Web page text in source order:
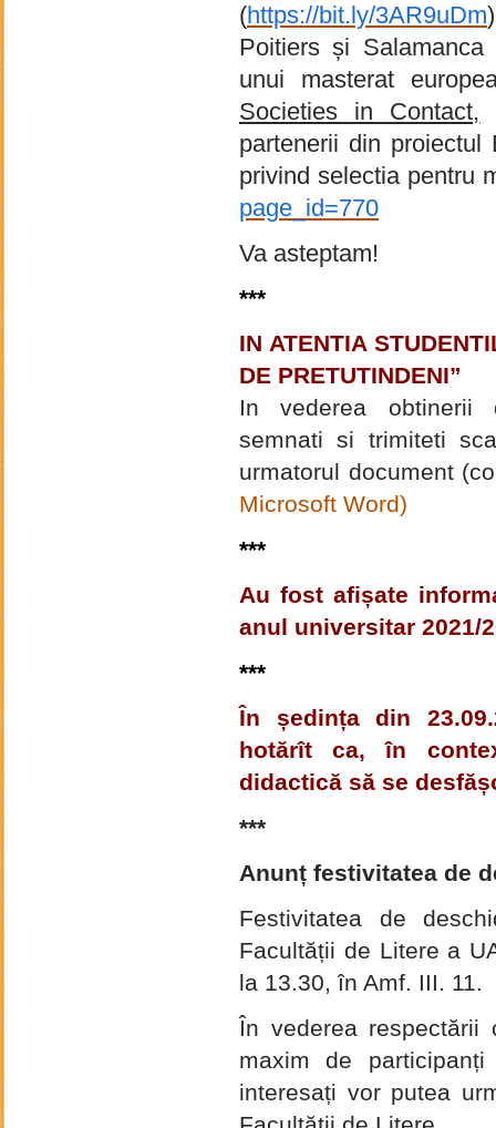
(https://bit.ly/3AR9uDm
Poitiers și
unui masterat
Societies in Contact,
partenerii din proiectul
privind selectia pentru
page_id=770
Va asteptam!
***
IN ATENTIA
DE PRETUTINDENI”
In vederea obtinerii
semnati si trimiteti
urmatorul document
Microsoft Word)
***
Au fost afișate
anul universitar 2021/
***
În ședința din
hotărît ca, în
didactică să se
***
Anunț festivitatea de
Festivitatea de
Facultății de Litere a
la 13.30, în Amf. III. 11.
În vederea respectării
maxim de participanți
interesați vor putea